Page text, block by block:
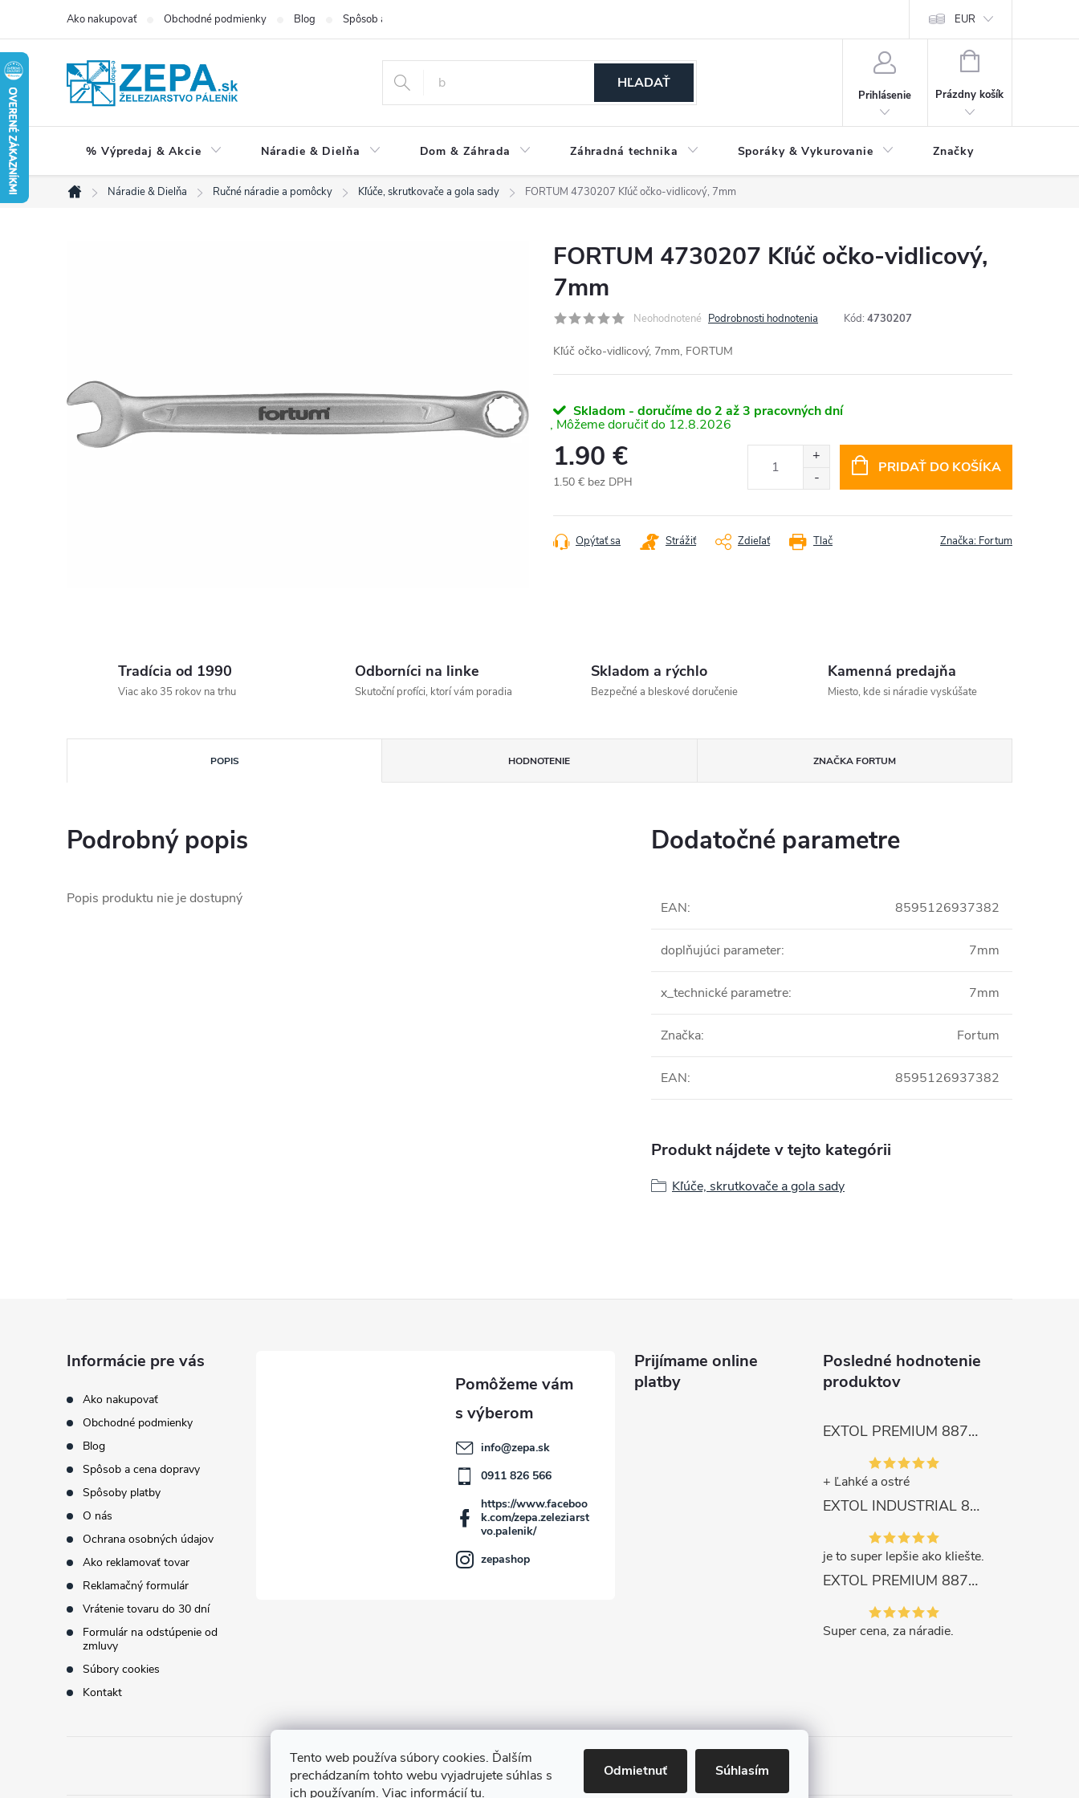
Tento web používa súbory cookies. Ďalším
prechádzaním tohto webu vyjadrujete súhlas s
ich používaním. Viac informáciítu.
Odmietnuť Súhlasím
obsah
Ako nakupovať Obchodné podmienky Blog Spôsob a cena dopravy Reklamačný formulár
EUR
HĽADAŤ
Prihlásenie
NÁKUPNÝ
Prázdny košík
% Výpredaj & Akcie Náradie & Dielňa Dom & Záhrada Záhradná technika Sporáky & Vykurovanie Značky
Domov
Náradie & Dielňa Ručné náradie a pomôcky Kľúče, skrutkovače a gola sady FORTUM 4730207 Kľúč očko-vidlicový, 7mm
FORTUM 4730207 Kľúč očko-vidlicový,
7mm
Neohodnotené Podrobnosti hodnotenia Kód: 4730207
Kľúč očko-vidlicový, 7mm, FORTUM
Skladom - doručíme do 2 až 3 pracovných dní
12.8.2026
1.90 €
1.50 € bez DPH
cena:
PRIDAŤ DO KOŠÍKA
Tlač
Opýtať sa Strážiť Zdieľať Značka: Fortum
Tradícia od 1990
Viac ako 35 rokov na trhu
Odborníci na linke
Skutoční profíci, ktorí vám poradia
Skladom a rýchlo
Bezpečné a bleskové doručenie
Kamenná predajňa
Miesto, kde si náradie vyskúšate
POPIS HODNOTENIE ZNAČKAFORTUM
Podrobný popis
Popis produktu nie je dostupný
Dodatočné parametre
EAN: 8595126937382
doplňujúci parameter: 7mm
x_technické parametre: 7mm
Značka: Fortum
EAN: 8595126937382
Produkt nájdete v tejto kategórii
Kľúče, skrutkovače a gola sady
Informácie pre vás
Ako nakupovať
Obchodné podmienky
Blog
Spôsob a cena dopravy
Spôsoby platby
O nás
Ochrana osobných údajov
Ako reklamovať tovar
Reklamačný formulár
Vrátenie tovaru do 30 dní
Formulár na odstúpenie od
zmluvy
Súbory cookies
Kontakt
info@zepa.sk
0911 826 566
https://www.faceboo
k.com/zepa.zeleziarst
vo.palenik/
zepashop
Prijímame online
platby
Posledné hodnotenie
produktov
EXTOL PREMIUM 8872105 Nožnice záhradnícke dlhé úzke, 200mm, max. prestrih Ø6mm
+ Ľahké a ostré
EXTOL INDUSTRIAL 8791861 Viazač armatúr aku Share20V, bez aku, drôt 0,8mm, oko 8-34mm, bezuhlíkový motor
je to super lepšie ako kliešte.
EXTOL PREMIUM 8871287 Sekera štiepacia 3500g, nylónová násada 910mm
Super cena, za náradie.
Kontakt